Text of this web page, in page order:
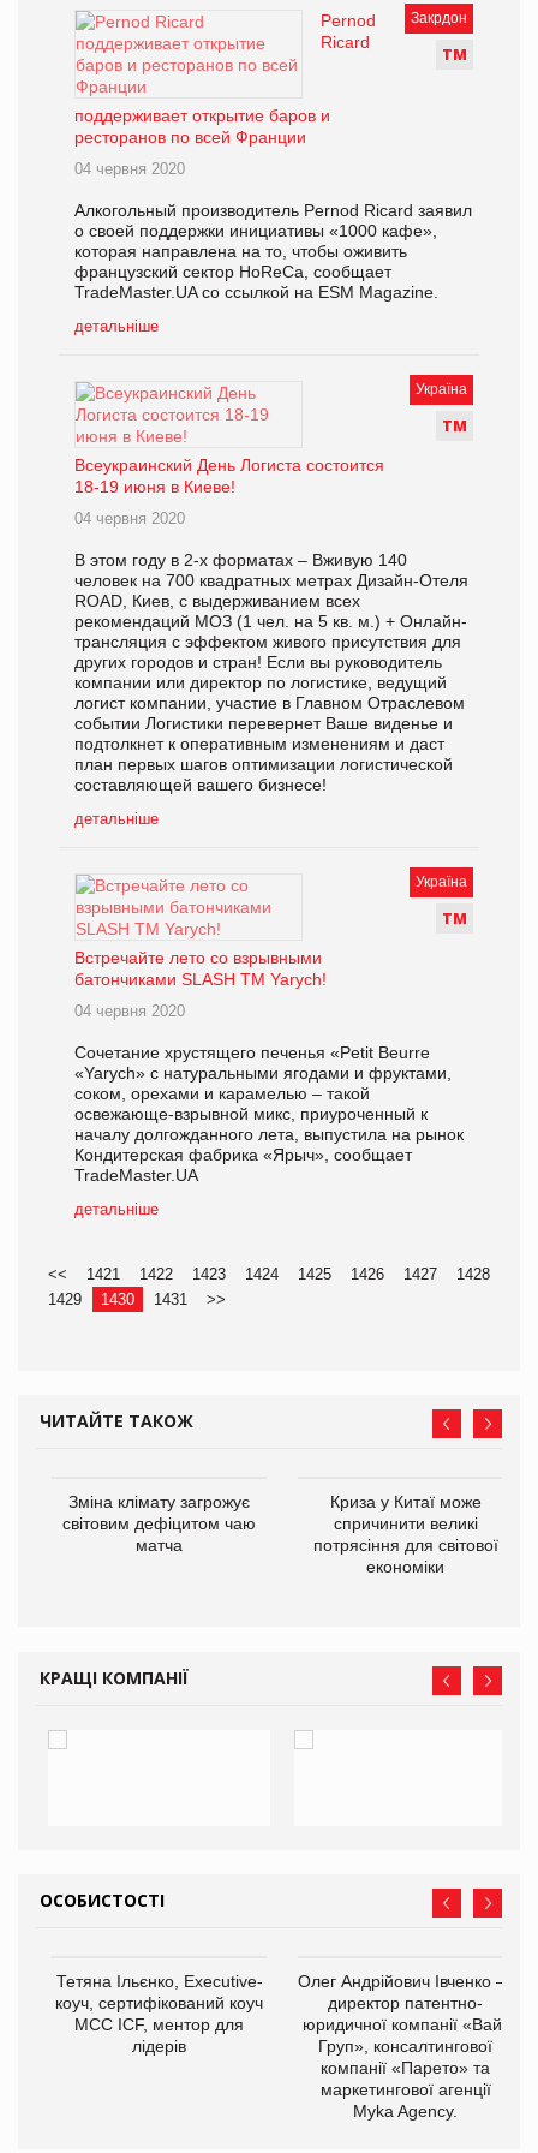
Закрдон
ТМ
Pernod
Ricard
поддерживает открытие баров и
ресторанов по всей Франции
04 червня 2020
Алкогольный производитель Pernod Ricard заявил
о своей поддержки инициативы «1000 кафе»,
которая направлена на то, чтобы оживить
французский сектор HoReCa, сообщает
TradeMaster.UA со ссылкой на ESM Magazine.
детальніше
Україна
ТМ
Всеукраинский День Логиста состоится
18-19 июня в Киеве!
04 червня 2020
В этом году в 2-х форматах – Вживую 140
человек на 700 квадратных метрах Дизайн-Отеля
ROAD, Киев, c выдерживанием всех
рекомендаций МОЗ (1 чел. на 5 кв. м.) + Онлайн-
трансляция с эффектом живого присутствия для
других городов и стран! Если вы руководитель
компании или директор по логистике, ведущий
логист компании, участие в Главном Отраслевом
событии Логистики перевернет Ваше виденье и
подтолкнет к оперативным изменениям и даст
план первых шагов оптимизации логистической
составляющей вашего бизнесе!
детальніше
Україна
ТМ
Встречайте лето со взрывными
батончиками SLASH ТМ Yarych!
04 червня 2020
Сочетание хрустящего печенья «Petit Beurre
«Yarych» с натуральными ягодами и фруктами,
соком, орехами и карамелью – такой
освежающе-взрывной микс, приуроченный к
началу долгожданного лета, выпустила на рынок
Кондитерская фабрика «Ярыч», сообщает
TradeMaster.UA
детальніше
<< 1421 1422 1423 1424 1425 1426 1427
1428
1429
1430 1431 >>
ЧИТАЙТЕ ТАКОЖ
Зміна клімату загрожує
світовим дефіцитом чаю
матча
Криза у Китаї може
спричинити великі
потрясіння для світової
економіки
КРАЩІ КОМПАНІЇ
ОСОБИСТОСТІ
Тетяна Ільєнко, Executive-
коуч, сертифікований коуч
МСС ICF, ментор для
лідерів
Олег Андрійович Івченко —
директор патентно-
юридичної компанії «Вайз
Груп», консалтингової
компанії «Парето» та
маркетингової агенції
Myka Agency.